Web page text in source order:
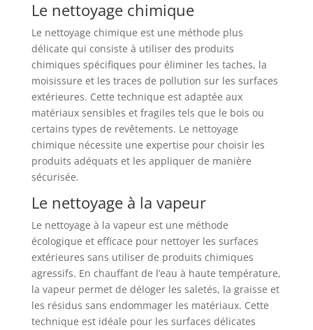
Le nettoyage chimique
Le nettoyage chimique est une méthode plus
délicate qui consiste à utiliser des produits
chimiques spécifiques pour éliminer les taches, la
moisissure et les traces de pollution sur les surfaces
extérieures. Cette technique est adaptée aux
matériaux sensibles et fragiles tels que le bois ou
certains types de revêtements. Le nettoyage
chimique nécessite une expertise pour choisir les
produits adéquats et les appliquer de manière
sécurisée.
Le nettoyage à la vapeur
Le nettoyage à la vapeur est une méthode
écologique et efficace pour nettoyer les surfaces
extérieures sans utiliser de produits chimiques
agressifs. En chauffant de l’eau à haute température,
la vapeur permet de déloger les saletés, la graisse et
les résidus sans endommager les matériaux. Cette
technique est idéale pour les surfaces délicates